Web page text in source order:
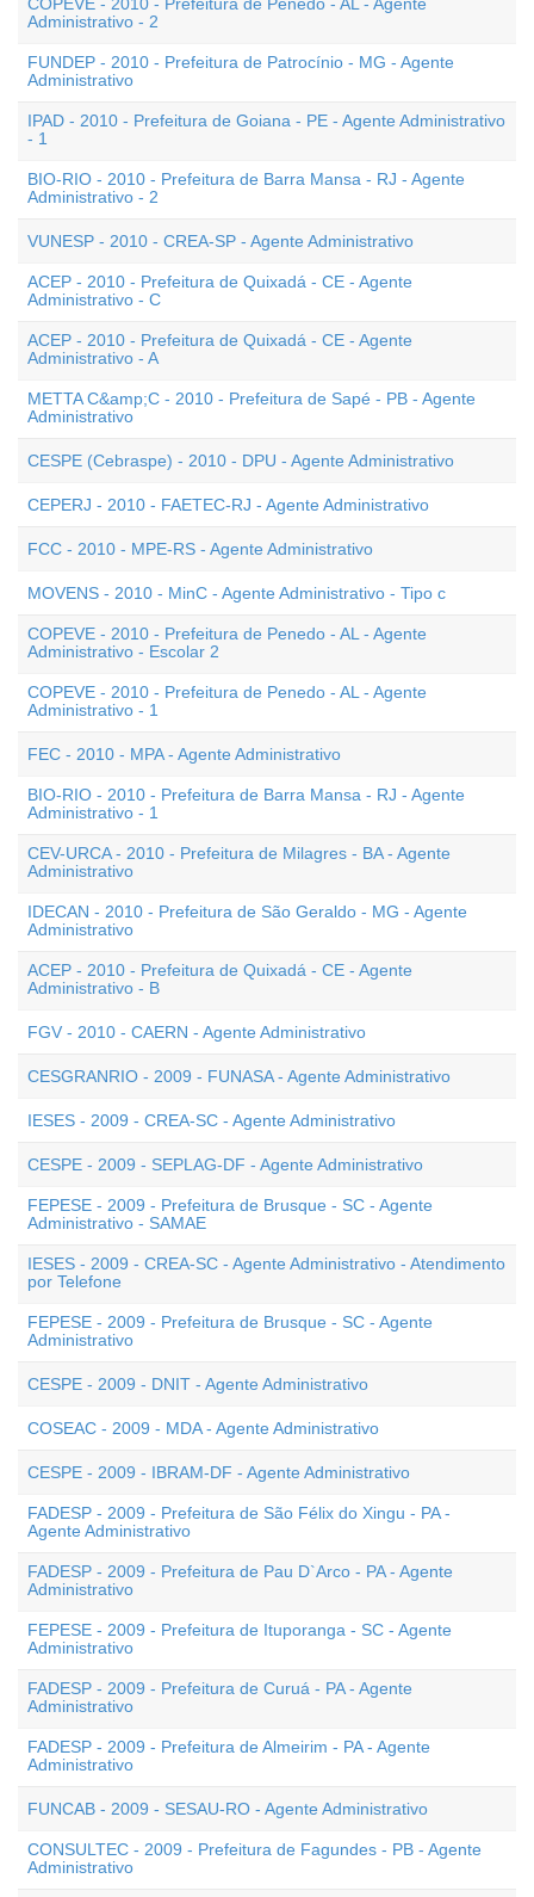
Administrativo - 2
FUNDEP - 2010 - Prefeitura de Patrocínio - MG - Agente
Administrativo
IPAD - 2010 - Prefeitura de Goiana - PE - Agente Administrativo
- 1
BIO-RIO - 2010 - Prefeitura de Barra Mansa - RJ - Agente
Administrativo - 2
VUNESP - 2010 - CREA-SP - Agente Administrativo
ACEP - 2010 - Prefeitura de Quixadá - CE - Agente
Administrativo - C
ACEP - 2010 - Prefeitura de Quixadá - CE - Agente
Administrativo - A
METTA C&amp;C - 2010 - Prefeitura de Sapé - PB - Agente
Administrativo
CESPE (Cebraspe) - 2010 - DPU - Agente Administrativo
CEPERJ - 2010 - FAETEC-RJ - Agente Administrativo
FCC - 2010 - MPE-RS - Agente Administrativo
MOVENS - 2010 - MinC - Agente Administrativo - Tipo c
COPEVE - 2010 - Prefeitura de Penedo - AL - Agente
Administrativo - Escolar 2
COPEVE - 2010 - Prefeitura de Penedo - AL - Agente
Administrativo - 1
FEC - 2010 - MPA - Agente Administrativo
BIO-RIO - 2010 - Prefeitura de Barra Mansa - RJ - Agente
Administrativo - 1
CEV-URCA - 2010 - Prefeitura de Milagres - BA - Agente
Administrativo
IDECAN - 2010 - Prefeitura de São Geraldo - MG - Agente
Administrativo
ACEP - 2010 - Prefeitura de Quixadá - CE - Agente
Administrativo - B
FGV - 2010 - CAERN - Agente Administrativo
CESGRANRIO - 2009 - FUNASA - Agente Administrativo
IESES - 2009 - CREA-SC - Agente Administrativo
CESPE - 2009 - SEPLAG-DF - Agente Administrativo
FEPESE - 2009 - Prefeitura de Brusque - SC - Agente
Administrativo - SAMAE
IESES - 2009 - CREA-SC - Agente Administrativo - Atendimento
por Telefone
FEPESE - 2009 - Prefeitura de Brusque - SC - Agente
Administrativo
CESPE - 2009 - DNIT - Agente Administrativo
COSEAC - 2009 - MDA - Agente Administrativo
CESPE - 2009 - IBRAM-DF - Agente Administrativo
FADESP - 2009 - Prefeitura de São Félix do Xingu - PA -
Agente Administrativo
FADESP - 2009 - Prefeitura de Pau D`Arco - PA - Agente
Administrativo
FEPESE - 2009 - Prefeitura de Ituporanga - SC - Agente
Administrativo
FADESP - 2009 - Prefeitura de Curuá - PA - Agente
Administrativo
FADESP - 2009 - Prefeitura de Almeirim - PA - Agente
Administrativo
FUNCAB - 2009 - SESAU-RO - Agente Administrativo
CONSULTEC - 2009 - Prefeitura de Fagundes - PB - Agente
Administrativo